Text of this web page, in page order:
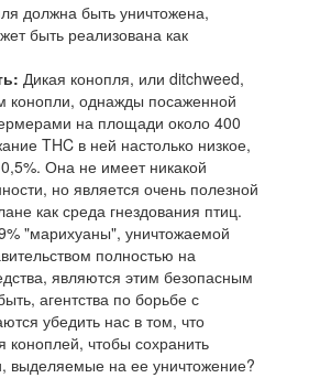
должна быть уничтожена,
быть реализована как
Дикая конопля, или ditchweed,
конопли, однажды посаженной
на площади около 400
THC в ней настолько низкое,
Она не имеет никакой
но является очень полезной
как среда гнездования птиц.
"марихуаны", уничтожаемой
полностью на
являются этим безопасным
агентства по борьбе с
убедить нас в том, что
коноплей, чтобы сохранить
выделяемые на ее уничтожение?